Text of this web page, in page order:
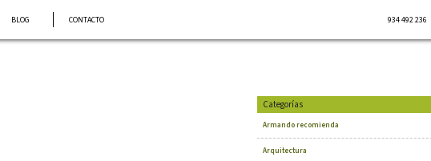
BLOG CONTACTO 934 492 236
Categorías
Armando recomienda
Arquitectura